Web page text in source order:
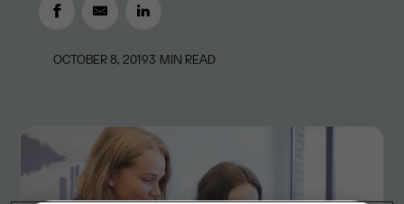
OCTOBER 8, 20193 MIN READ